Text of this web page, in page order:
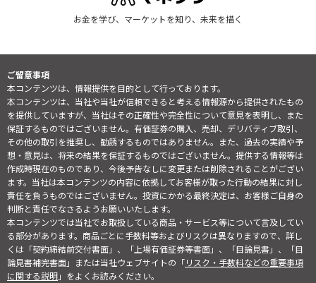
お金を学び、マーケットを知り、未来を描く
ご留意事項
本コンテンツは、情報提供を目的として行っております。
本コンテンツは、当社や当社が信頼できると考える情報源から提供されたもの
を提供していますが、当社はその正確性や完全性について意見を表明し、また
保証するものではございません。有価証券の購入、売却、デリバティブ取引、
その他の取引を推奨し、勧誘するものではありません。また、過去の実績や予
想・意見は、将来の結果を保証するものではございません。提供する情報等は
作成時現在のものであり、今後予告なしに変更または削除されることがござい
ます。当社は本コンテンツの内容に依拠してお客様が取った行動の結果に対し
責任を負うものではございません。投資にかかる最終決定は、お客様ご自身の
判断と責任でなさるようお願いいたします。
本コンテンツでは当社でお取扱している商品・サービス等について言及してい
る部分があります。商品ごとに手数料等およびリスクは異なりますので、詳し
くは「契約締結前交付書面」、「上場有価証券等書面」、「目論見書」、「目
論見書補完書面」または当社ウェブサイトの「リスク・手数料などの重要事項
に関する説明」をよくお読みください。